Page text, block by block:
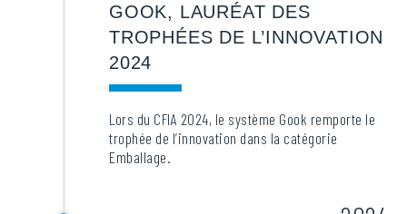
GOOK, LAURÉAT DES
TROPHÉES DE L’INNOVATION
2024
Lors du CFIA 2024, le système Gook remporte le
trophée de l’innovation dans la catégorie
Emballage.